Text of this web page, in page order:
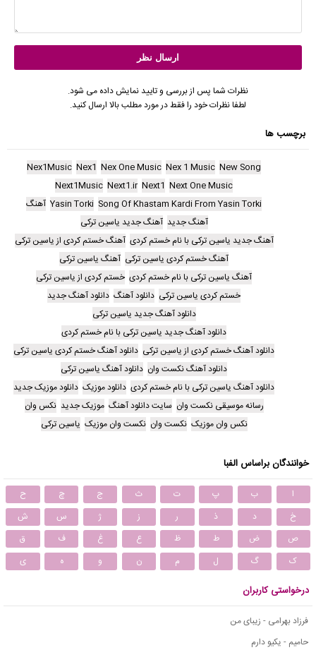
نظرات شما پس از بررسی و تایید نمایش داده می شود.
لطفا نظرات خود را فقط در مورد مطلب بالا ارسال کنید.
برچسب ها
New Song
Nex 1 Music
Nex One Music
Nex1
Nex1Music
Next One Music
Next1
Next1.ir
Next1Music
Song Of Khastam Kardi From Yasin Torki
Yasin Torki آهنگ
آهنگ جدید آهنگ جدید یاسین ترکی
آهنگ جدید یاسین ترکی با نام خستم کردی آهنگ خستم کردی از یاسین ترکی
آهنگ خستم کردی یاسین ترکی آهنگ یاسین ترکی
آهنگ یاسین ترکی با نام خستم کردی خستم کردی از یاسین ترکی
خستم کردی یاسین ترکی دانلود آهنگ دانلود آهنگ جدید
دانلود آهنگ جدید یاسین ترکی
دانلود آهنگ جدید یاسین ترکی با نام خستم کردی
دانلود آهنگ خستم کردی از یاسین ترکی دانلود آهنگ خستم کردی یاسین ترکی
دانلود آهنگ نکست وان دانلود آهنگ یاسین ترکی
دانلود آهنگ یاسین ترکی با نام خستم کردی دانلود موزیک دانلود موزیک جدید
رسانه موسیقی نکست وان سایت دانلود آهنگ موزیک جدید نکس وان
نکس وان موزیک نکست وان نکست وان موزیک یاسین ترکی
خوانندگان براساس الفبا
ا ب پ ت ث ج چ
ح
خ
د ذ ر ز ژ س
ش
ص
ض ط ظ ع غ ف
ق
ک
گ ل م ن و ه ی
درخواستی کاربران
فرزاد بهرامی - زیبای من
حامیم - یکیو دارم